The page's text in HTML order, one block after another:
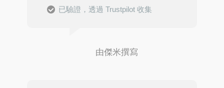
已驗證，透過 Trustpilot 收集
由傑米撰寫